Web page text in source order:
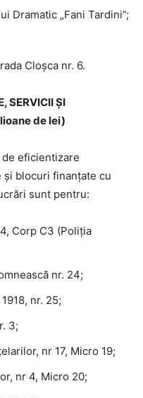
Dramatic „Fani Tardini”;
Cloșca nr. 6.
SERVICII ȘI
de lei)
eficientizare
blocuri finanțate cu
sunt pentru:
Corp C3 (Poliția
nr. 24;
nr. 25;
3;
nr 17, Micro 19;
nr 4, Micro 20;